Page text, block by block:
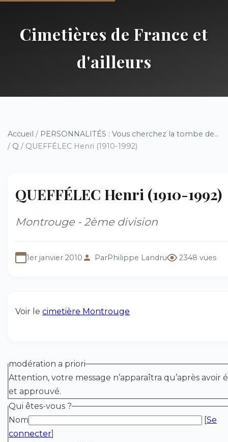
Cimetières de France et
d'ailleurs
Accueil / PERSONNALITÉS : Vous cherchez la tombe de...
/ Q / QUEFFÉLEC Henri (1910-1992)
QUEFFÉLEC Henri (1910-1992)
Montrouge - 2ème division
1er janvier 2010 ParPhilippe Landru 2348 vues
Voir le cimetière Montrouge
modération a priori
Attention, votre message n’apparaîtra qu’après avoir
et approuvé.
Qui êtes-vous ?
Nom
[Se
connecter]